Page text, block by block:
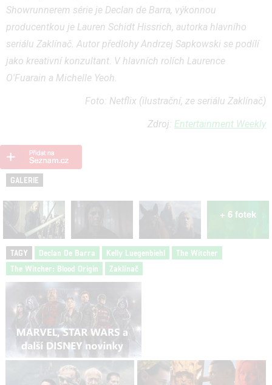
Showrunnerem série je Declan de Barra, výkonnou
producentkou je Lauren Schidt Hissrich, autorka hlavního
seriálu Zaklínač. Autor předlohy Andrzej Sapkowski se podílí
jako kreativní konzultant. V hlavních rolích Laurence
O'Fuarain a Michelle Yeoh.
Foto: Netflix (ilustrační, ze seriálu Zaklínač)
Zdroj: Entertainment Weekly
GALERIE
+ 6 fotek
TAGY Declan De Barra Kelly Luegenbiehl
The Witcher
The Witcher: Blood Origin
Zaklínač